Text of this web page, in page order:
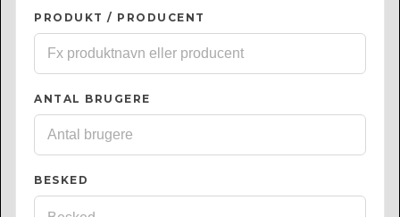
PRODUKT / PRODUCENT
ANTAL BRUGERE
BESKED